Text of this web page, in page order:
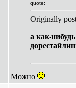
quote:
Originally
а как-
Можно